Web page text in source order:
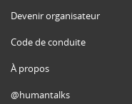
Devenir organisateur
Code de conduite
À propos
@humantalks